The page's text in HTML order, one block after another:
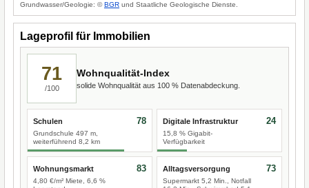
Grundwasser/Geologie: ©BGR und Staatliche Geologische Dienste.
Lageprofil für Immobilien
71
/100
Wohnqualität-Index
solide Wohnqualität aus 100 % Datenabdeckung.
Schulen
Grundschule 497 m,
weiterführend 8,2 km
78 Digitale Infrastruktur
15,8 % Gigabit-
Verfügbarkeit
24
Wohnungsmarkt
4,80 €/m² Miete, 6,6 %
83 Alltagsversorgung
Supermarkt 5,2 Min., Notfall
73